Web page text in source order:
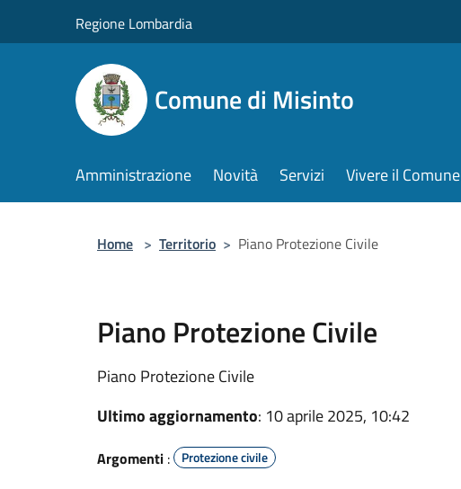
Regione Lombardia
Comune di Misinto
Amministrazione Novità Servizi Vivere il Comune
Home > Territorio > Piano Protezione Civile
Piano Protezione Civile
Piano Protezione Civile
Ultimo aggiornamento: 10 aprile 2025, 10:42
Argomenti : Protezione civile